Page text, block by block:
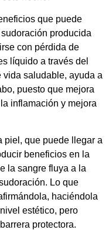
que puede
producida
con pérdida de
líquido a través del
vida saludable, ayuda a
puesto que mejora
inflamación y mejora
piel, que puede llegar a
beneficios en la
la sangre fluya a la
Lo que
haciéndola
estético, pero
protectora.